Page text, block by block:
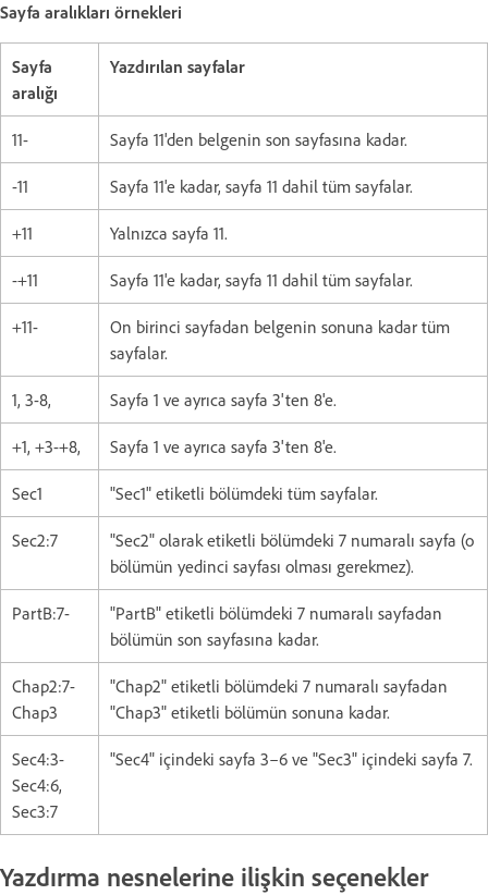
Sayfa aralıkları örnekleri
Sayfa
aralığı
Yazdırılan sayfalar
11- Sayfa 11'den belgenin son sayfasına kadar.
-11 Sayfa 11'e kadar, sayfa 11 dahil tüm sayfalar.
+11 Yalnızca sayfa 11.
-+11 Sayfa 11'e kadar, sayfa 11 dahil tüm sayfalar.
+11-
On birinci sayfadan belgenin sonuna kadar tüm
sayfalar.
1, 3-8, Sayfa 1 ve ayrıca sayfa 3'ten 8'e.
+1, +3-+8, Sayfa 1 ve ayrıca sayfa 3'ten 8'e.
Sec1 "Sec1" etiketli bölümdeki tüm sayfalar.
Sec2:7
"Sec2" olarak etiketli bölümdeki 7 numaralı sayfa (o
bölümün yedinci sayfası olması gerekmez).
PartB:7-
"PartB" etiketli bölümdeki 7 numaralı sayfadan
bölümün son sayfasına kadar.
Chap2:7-
Chap3
"Chap2" etiketli bölümdeki 7 numaralı sayfadan
"Chap3" etiketli bölümün sonuna kadar.
Sec4:3-
Sec4:6,
Sec3:7
"Sec4" içindeki sayfa 3–6 ve "Sec3" içindeki sayfa 7.
Yazdırma nesnelerine ilişkin seçenekler